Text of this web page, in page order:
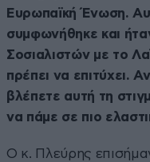
Ευρωπαϊκή Ένωση.
συμφωνήθηκε και
Σοσιαλιστών με το
πρέπει να επιτύχει.
βλέπετε αυτή τη
να πάμε σε πιο
Ο κ. Πλεύρης